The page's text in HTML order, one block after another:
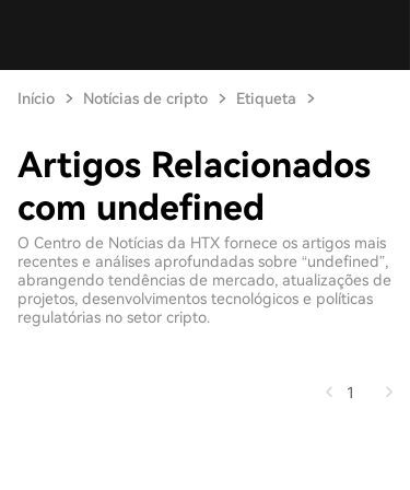
Início Notícias de cripto Etiqueta
Artigos Relacionados
com undefined
O Centro de Notícias da HTX fornece os artigos mais
recentes e análises aprofundadas sobre “undefined”,
abrangendo tendências de mercado, atualizações de
projetos, desenvolvimentos tecnológicos e políticas
regulatórias no setor cripto.
1